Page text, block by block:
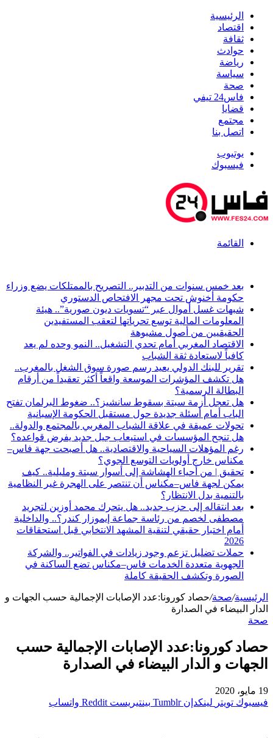
الرئيسية
اقتصاد
ثقافة
حوادث
رياضة
سياسة
صحة
فاس24 تيفي
قضايا
مجتمع
اتصل بنا
يوتيوب
فيسبوك
القائمة
بعد خمس سنوات من التدبير.. التصريح بالممتلكات يضع وزراء
حكومة أخنوش تحت مجهر الافتحاص الدستوري
شبهات غسل أموال عبر “تسويات ديون صورية”.. هيئة
المعلومات المالية توسع تحرياتها لتعقب المستفيدين
الحقيقيين من أصول مشبوهة
الاقتصاد المغربي أمام تحدي التشغيل.. النمو وحده لم يعد
كافياً لاستعادة ثقة الشباب
تقرير للبنك الدولي يعيد رسم صورة سوق الشغل بالمغرب..
هل تكشف المؤشرات الموسعة واقعاً أكثر تعقيداً من أرقام
البطالة الرسمية؟
هل تعجل أزمة سبتة بسقوط سانشيز؟.. ضغوط البرلمان تفتح
الباب أمام أسئلة جديدة حول مستقبل الحكومة الإسبانية
تحولات عميقة في علاقة الشباب المغربي بالمجتمع والدولة..
هل تنجح المؤسسات في استيعاب جيل جديد يفرض قواعده؟
رغم المؤهلات السياحية والاقتصادية.. هل أصبحت جهة فاس–
مكناس خارج أولويات التوسع الجوي؟
تحقيق | من أحياء الهشاشة إلى أسوار سبتة ومليلية.. كيف
يمكن لجهة فاس–مكناس أن تنتصر على الهجرة غير النظامية
بالتنمية بدل الانتظار؟
بعد انتقاله إلى حزب جديد.. هل يتحرك محمد أوزين لتجريد
مصطفى لخصم من رئاسة جماعة إيموزار كندر؟.. والداخلية
أمام اختبار حقيقي لتنقية المشهد الانتخابي قبل استحقاقات
2026
حملات تضليل تزعم وجود زيادات في الفواتير.. والشركة
الجهوية متعددة الخدمات فاس–مكناس تضع الساكنة في
الصورة وتكشف الحقيقة كاملة
الرئيسية/صحة/حصاد كورونا:عدد الإصابات الإجمالية حسب الجهات و
الدار البيضاء في الصدارة
صحة
حصاد كورونا:عدد الإصابات الإجمالية حسب
الجهات و الدار البيضاء في الصدارة
19 مايو، 2020
فيسبوك تويتر لينكدإن بينتيريست واتساب